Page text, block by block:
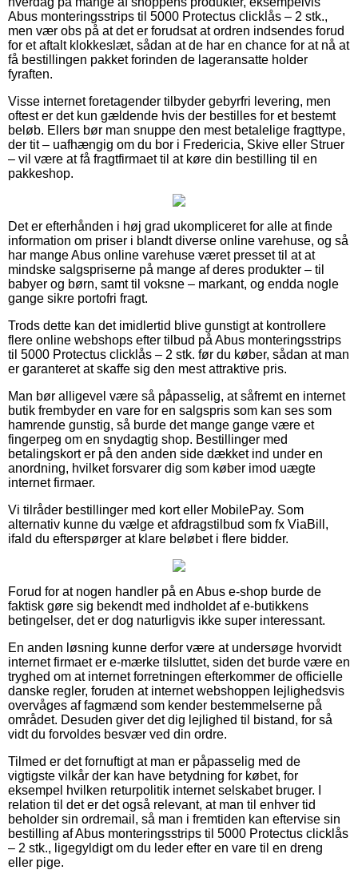
Abus monteringsstrips til 5000 Protectus clicklås – 2 stk.,
men vær obs på at det er forudsat at ordren indsendes forud
for et aftalt klokkeslæt, sådan at de har en chance for at nå at
få bestillingen pakket forinden de lageransatte holder
fyraften.
Visse internet foretagender tilbyder gebyrfri levering, men
oftest er det kun gældende hvis der bestilles for et bestemt
beløb. Ellers bør man snuppe den mest betalelige fragttype,
der tit – uafhængig om du bor i Fredericia, Skive eller Struer
– vil være at få fragtfirmaet til at køre din bestilling til en
pakkeshop.
Det er efterhånden i høj grad ukompliceret for alle at finde
information om priser i blandt diverse online varehuse, og så
har mange Abus online varehuse været presset til at at
mindske salgspriserne på mange af deres produkter – til
babyer og børn, samt til voksne – markant, og endda nogle
gange sikre portofri fragt.
Trods dette kan det imidlertid blive gunstigt at kontrollere
flere online webshops efter tilbud på Abus monteringsstrips
til 5000 Protectus clicklås – 2 stk. før du køber, sådan at man
er garanteret at skaffe sig den mest attraktive pris.
Man bør alligevel være så påpasselig, at såfremt en internet
butik frembyder en vare for en salgspris som kan ses som
hamrende gunstig, så burde det mange gange være et
fingerpeg om en snydagtig shop. Bestillinger med
betalingskort er på den anden side dækket ind under en
anordning, hvilket forsvarer dig som køber imod uægte
internet firmaer.
Vi tilråder bestillinger med kort eller MobilePay. Som
alternativ kunne du vælge et afdragstilbud som fx ViaBill,
ifald du efterspørger at klare beløbet i flere bidder.
Forud for at nogen handler på en Abus e-shop burde de
faktisk gøre sig bekendt med indholdet af e-butikkens
betingelser, det er dog naturligvis ikke super interessant.
En anden løsning kunne derfor være at undersøge hvorvidt
internet firmaet er e-mærke tilsluttet, siden det burde være en
tryghed om at internet forretningen efterkommer de officielle
danske regler, foruden at internet webshoppen lejlighedsvis
overvåges af fagmænd som kender bestemmelserne på
området. Desuden giver det dig lejlighed til bistand, for så
vidt du forvoldes besvær ved din ordre.
Tilmed er det fornuftigt at man er påpasselig med de
vigtigste vilkår der kan have betydning for købet, for
eksempel hvilken returpolitik internet selskabet bruger. I
relation til det er det også relevant, at man til enhver tid
beholder sin ordremail, så man i fremtiden kan eftervise sin
bestilling af Abus monteringsstrips til 5000 Protectus clicklås
– 2 stk., ligegyldigt om du leder efter en vare til en dreng
eller pige.